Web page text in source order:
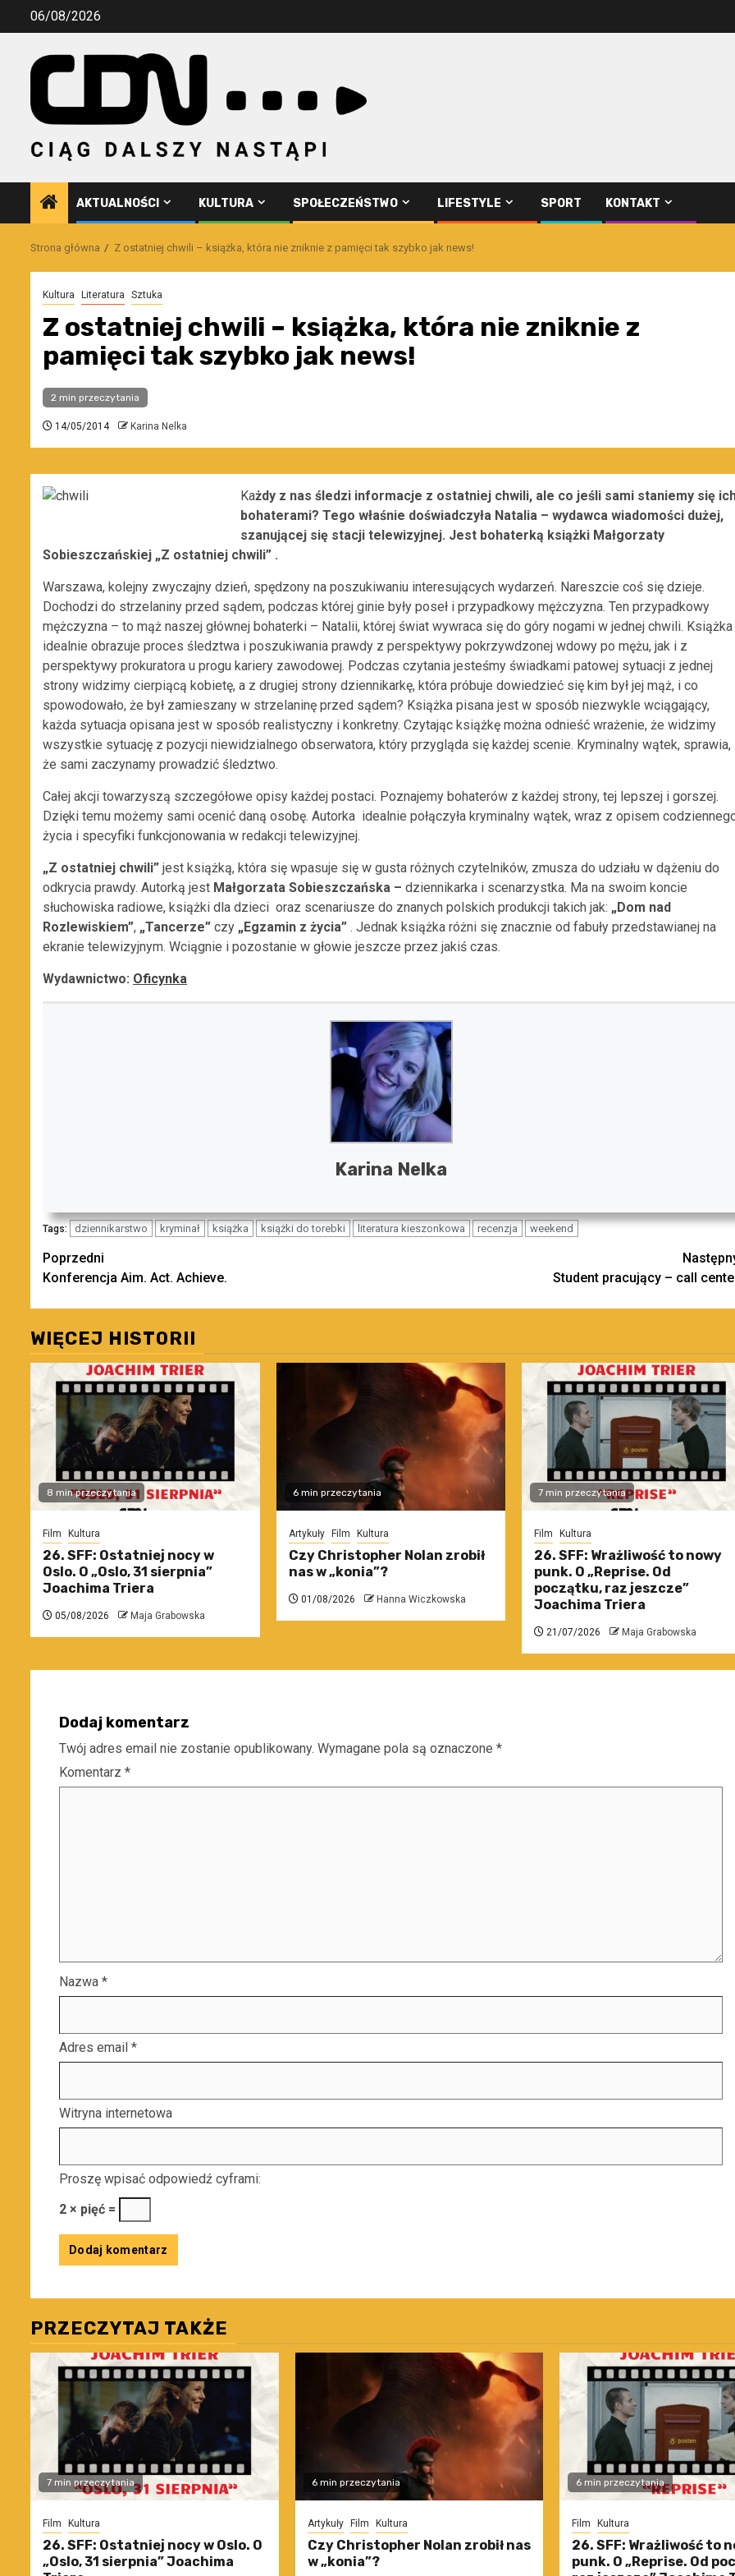
Przejdź06/08/2026
AKTUALNOŚCI KULTURA SPOŁECZEŃSTWO LIFESTYLE SPORT KONTAKT
Strona główna Z ostatniej chwili – książka, która nie zniknie z pamięci tak szybko jak news!
Kultura Literatura Sztuka
Z ostatniej chwili – książka, która nie zniknie z
pamięci tak szybko jak news!
2 min przeczytania
14/05/2014 Karina Nelka
Każdy z nas śledzi informacje z ostatniej chwili, ale co jeśli sami staniemy się
bohaterami? Tego właśnie doświadczyła Natalia – wydawca wiadomości dużej,
szanującej się stacji telewizyjnej. Jest bohaterką książki Małgorzaty
Sobieszczańskiej „Z ostatniej chwili” .
Warszawa, kolejny zwyczajny dzień, spędzony na poszukiwaniu interesujących wydarzeń. Nareszcie coś się dzieje.
Dochodzi do strzelaniny przed sądem, podczas której ginie były poseł i przypadkowy mężczyzna. Ten przypadkowy
mężczyzna – to mąż naszej głównej bohaterki – Natalii, której świat wywraca się do góry nogami w jednej chwili. Książka
idealnie obrazuje proces śledztwa i poszukiwania prawdy z perspektywy pokrzywdzonej wdowy po mężu, jak i z
perspektywy prokuratora u progu kariery zawodowej. Podczas czytania jesteśmy świadkami patowej sytuacji z jednej
strony widzimy cierpiącą kobietę, a z drugiej strony dziennikarkę, która próbuje dowiedzieć się kim był jej mąż, i co
spowodowało, że był zamieszany w strzelaninę przed sądem? Książka pisana jest w sposób niezwykle wciągający,
każda sytuacja opisana jest w sposób realistyczny i konkretny. Czytając książkę można odnieść wrażenie, że widzimy
wszystkie sytuację z pozycji niewidzialnego obserwatora, który przygląda się każdej scenie. Kryminalny wątek, sprawia,
że sami zaczynamy prowadzić śledztwo.
Całej akcji towarzyszą szczegółowe opisy każdej postaci. Poznajemy bohaterów z każdej strony, tej lepszej i gorszej.
Dzięki temu możemy sami ocenić daną osobę. Autorka idealnie połączyła kryminalny wątek, wraz z opisem
życia i specyfiki funkcjonowania w redakcji telewizyjnej.
„Z ostatniej chwili” jest książką, która się wpasuje się w gusta różnych czytelników, zmusza do udziału w dążeniu do
odkrycia prawdy. Autorką jest Małgorzata Sobieszczańska – dziennikarka i scenarzystka. Ma na swoim koncie
słuchowiska radiowe, książki dla dzieci oraz scenariusze do znanych polskich produkcji takich jak: „Dom nad
Rozlewiskiem”, „Tancerze” czy „Egzamin z życia” . Jednak książka różni się znacznie od fabuły przedstawianej na
ekranie telewizyjnym. Wciągnie i pozostanie w głowie jeszcze przez jakiś czas.
Wydawnictwo: Oficynka
Karina Nelka
Tags: dziennikarstwo kryminał książka książki do torebki literatura kieszonkowa recenzja weekend
Zobacz
wpisy
Poprzedni
Konferencja Aim. Act. Achieve.
Student pracujący – call
WIĘCEJ HISTORII
8 min przeczytania
Film Kultura
26. SFF: Ostatniej nocy w
Oslo. O „Oslo, 31 sierpnia”
Joachima Triera
05/08/2026 Maja Grabowska
6 min przeczytania
Artykuły Film Kultura
Czy Christopher Nolan zrobił
nas w „konia”?
01/08/2026 Hanna Wiczkowska
7 min przeczytania
Film Kultura
26. SFF: Wrażliwość to nowy
punk. O „Reprise. Od
początku, raz jeszcze”
Joachima Triera
21/07/2026 Maja Grabowska
Dodaj komentarz
Twój adres email nie zostanie opublikowany. Wymagane pola są oznaczone *
Komentarz *
Nazwa *
Adres email *
Witryna internetowa
Proszę wpisać odpowiedź cyframi:
2 × pięć =
PRZECZYTAJ TAKŻE
7 min przeczytania
Film Kultura
26. SFF: Ostatniej nocy w Oslo. O
„Oslo, 31 sierpnia” Joachima
6 min przeczytania
Artykuły Film Kultura
Czy Christopher Nolan zrobił nas
w „konia”?
6 min przeczytania
Film Kultura
26. SFF: Wrażliwość to
punk. O „Reprise. Od